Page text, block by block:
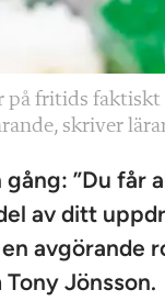
fritids faktiskt
skriver
”Du får
av ditt
Jönsson.